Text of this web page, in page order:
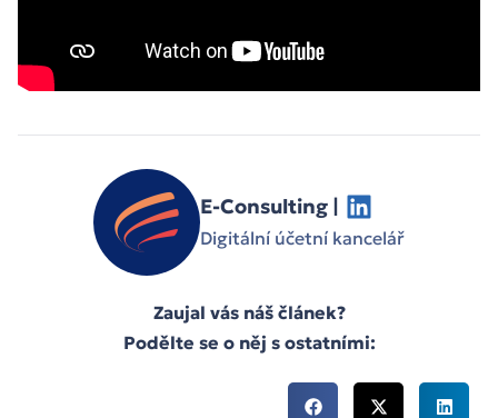
E-Consulting |
Digitální účetní kancelář
Zaujal vás náš článek?
Podělte se o něj s ostatními: